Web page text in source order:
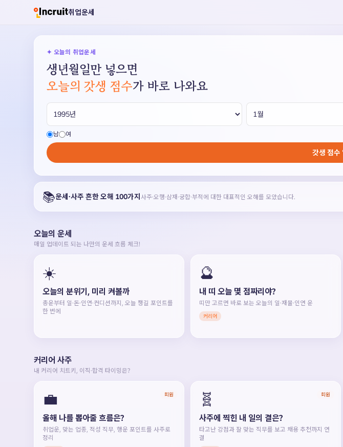
취업운세
✦ 오늘의 취업운세
생년월일만 넣으면
오늘의 갓생 점수가 바로 나와요
남 여
갓생 점수
📚운세·사주 흔한 오해 100가지사주·오행·삼재·궁합·부적에 대한 대표적인 오해를 모았습니다.
오늘의 운세
매일 업데이트 되는 나만의 운세 흐름 체크!
☀️
오늘의 분위기, 미리 켜볼까
총운부터 일·돈·인연·컨디션까지, 오늘 챙길 포인트를
한 번에
🔮
내 띠 오늘 몇 점짜리야?
띠만 고르면 바로 보는 오늘의 일·재물·인연 운
커리어
커리어 사주
내 커리어 치트키, 이직·합격 타이밍은?
회원
💼
올해 나를 뽑아줄 흐름은?
취업운, 맞는 업종, 적성 직무, 행운 포인트를 사주로
정리
회원
🧬
사주에 찍힌 내 일의 결은?
타고난 강점과 잘 맞는 직무를 보고 채용 추천까지 연
결